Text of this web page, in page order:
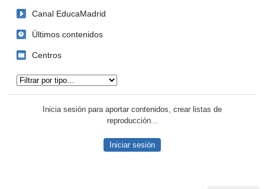
Canal EducaMadrid
Últimos contenidos
Centros
Inicia sesión para aportar contenidos, crear listas de
reproducción...
Iniciar sesión